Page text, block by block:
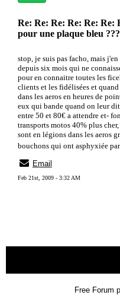
Re: Re: Re: Re: Re: Re:
pour une plaque bleu ???
stop, je suis pas facho, mais
depuis six mois qui ne
pour en connaitre toutes les
clients et les fidélisées et
dans les aeros en heures de
eux qui bande quand on leur
entre 50 et 80€ a attendre et-
transports motos 40% plus
sont en légions dans les aeros
bouchons qui ont asphyxiée
Email
Feb 21st, 2009 - 3:32 AM
Free Forum